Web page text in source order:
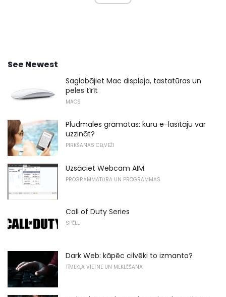
See Newest
Saglabājiet Mac displeja, tastatūras un
peles tīrīt
MACS
Pludmales grāmatas: kuru e-lasītāju var
uzzināt?
PIRKŠANAS CEĻVEŽI
Uzsāciet Webcam AIM
PROGRAMMATŪRA UN PROGRAMMAS
Call of Duty Series
SPĒLE
Dark Web: kāpēc cilvēki to izmanto?
TĪMEKĻA VIETNE UN MEKLĒŠANA